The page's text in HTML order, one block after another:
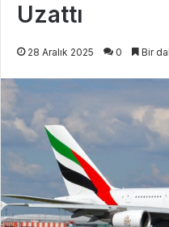
Uzattı
28 Aralık 2025 0 Bir